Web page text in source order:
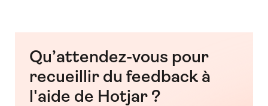
Qu’attendez-vous pour
recueillir du feedback à
l'aide de Hotjar ?